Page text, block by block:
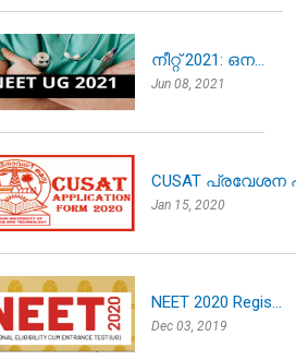
നീറ്റ് 2021: ഒന...
Jun 08, 2021
CUSAT പ്രവേശന
Jan 15, 2020
NEET 2020 Regis...
Dec 03, 2019